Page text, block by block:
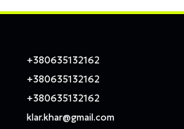
+380635132162
+380635132162
+380635132162
klar.khar@gmail.com